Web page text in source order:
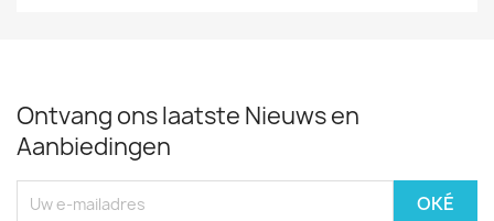
Ontvang ons laatste Nieuws en
Aanbiedingen